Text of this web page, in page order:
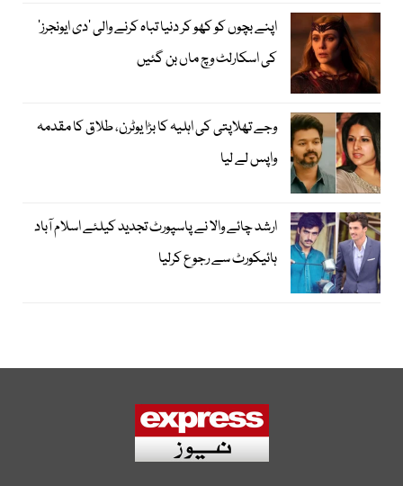
اپنے بچوں کو کھو کر دنیا تباہ کرنے والی ’دی ایونجرز‘
کی اسکارلٹ وچ ماں بن گئیں
وجے تھلاپتی کی اہلیہ کا بڑا یوٹرن، طلاق کا مقدمہ
واپس لے لیا
ارشد چائے والا نے پاسپورٹ تجدید کیلئے اسلام آباد
ہائیکورٹ سے رجوع کرلیا